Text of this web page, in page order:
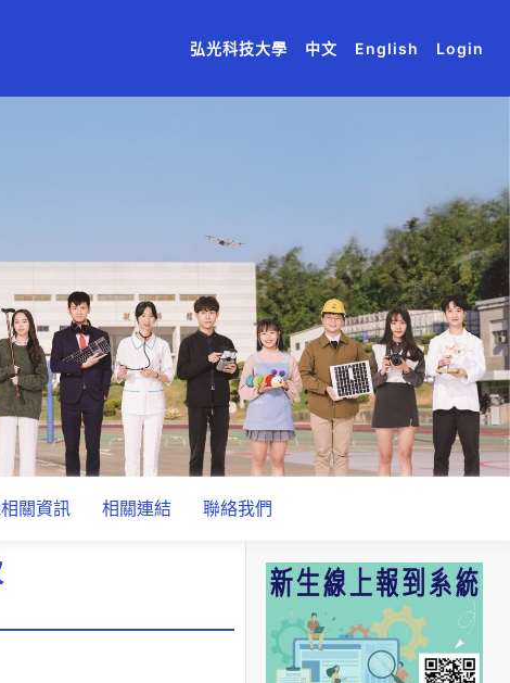
(current)
(current)
弘光科技大學 (current)
中文 (current)
English (current)
Login
關資訊 相關連結 聯絡我們